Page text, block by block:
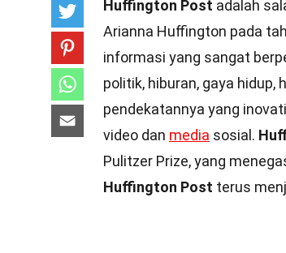
Huffington Post adalah
Arianna Huffington pada
informasi yang sangat
politik, hiburan, gaya hidup,
pendekatannya yang
video dan media sosial.
Pulitzer Prize, yang
Huffington Post terus